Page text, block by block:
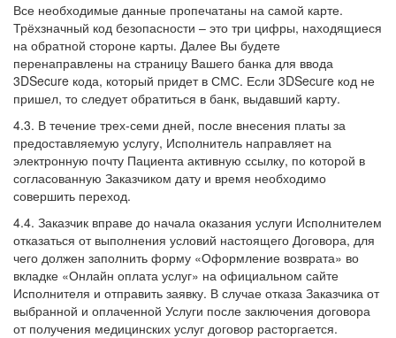
Все необходимые данные пропечатаны на самой карте.
Трёхзначный код безопасности – это три цифры, находящиеся
на обратной стороне карты. Далее Вы будете
перенаправлены на страницу Вашего банка для ввода
3DSecure кода, который придет в СМС. Если 3DSecure код не
пришел, то следует обратиться в банк, выдавший карту.
4.3. В течение трех-семи дней, после внесения платы за
предоставляемую услугу, Исполнитель направляет на
электронную почту Пациента активную ссылку, по которой в
согласованную Заказчиком дату и время необходимо
совершить переход.
4.4. Заказчик вправе до начала оказания услуги Исполнителем
отказаться от выполнения условий настоящего Договора, для
чего должен заполнить форму «Оформление возврата» во
вкладке «Онлайн оплата услуг» на официальном сайте
Исполнителя и отправить заявку. В случае отказа Заказчика от
выбранной и оплаченной Услуги после заключения договора
от получения медицинских услуг договор расторгается.